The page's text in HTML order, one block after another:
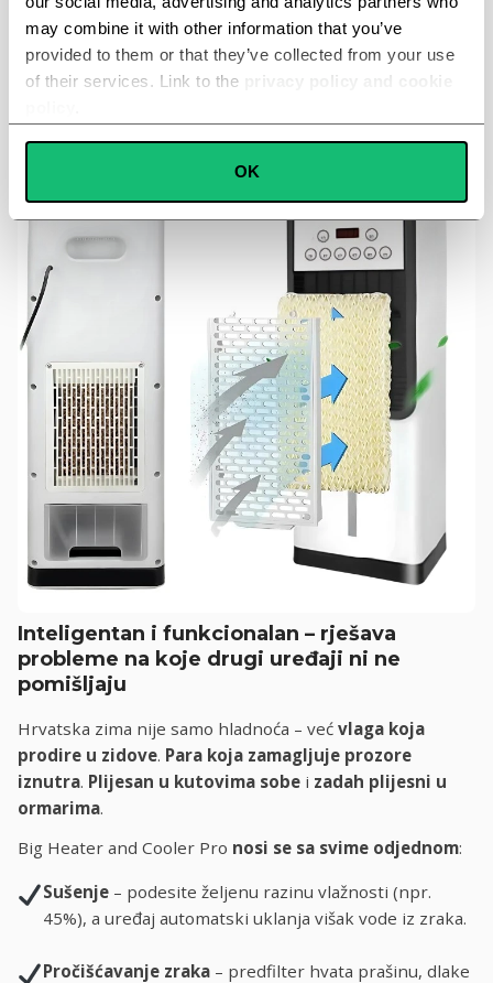
may combine it with other information that you’ve
provided to them or that they’ve collected from your use
of their services. Link to the
privacy policy and cookie
Preferences
Statistics
Marketing
OK
možete uključiti, isključiti i programirati uređajčak i dok
ste daleko od kuće , tako da se vratite kući na
savršenu temperaturu
Inteligentan i funkcionalan – rješava
probleme na koje drugi uređaji ni ne
pomišljaju
Hrvatska zima nije samo hladnoća – već vlaga koja
prodire u zidove. Para koja zamagljuje prozore
iznutra. Plijesan u kutovima sobe i zadah plijesni u
ormarima.
Big Heater and Cooler Pro nosi se sa svime odjednom:
Sušenje– podesite željenu razinu vlažnosti (npr.
45%), a uređaj automatski uklanja višak vode iz zraka.
Pročišćavanje zraka– predfilter hvata prašinu, dlake